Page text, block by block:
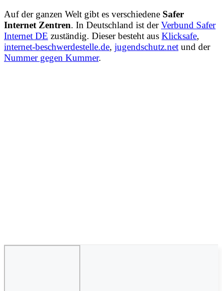
Auf der ganzen Welt gibt es verschiedene Safer
Internet Zentren. In Deutschland ist derVerbund Safer
Internet DE zuständig. Dieser besteht aus Klicksafe,
internet-beschwerdestelle.de, jugendschutz.net und der
Nummer gegen Kummer.